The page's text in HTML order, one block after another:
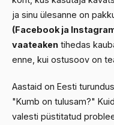
ja sinu ülesanne on
(Facebook ja
vaateaken tihedas
enne, kui ostusoov on
Aastaid on Eesti
"Kumb on tulusam?"
valesti püstitatud